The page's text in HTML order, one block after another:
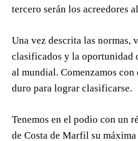
tercero serán los acreedores
Una vez descrita las normas,
clasificados y la oportunidad
al mundial. Comenzamos
duro para lograr clasificarse.
Tenemos en el podio con un
de Costa de Marfil su